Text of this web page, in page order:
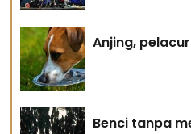
Anjing,
Benci tanpa